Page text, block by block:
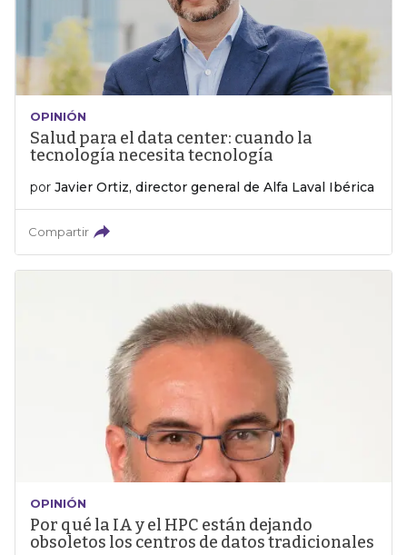
OPINIÓN
Salud para el data center: cuando la
tecnología necesita tecnología
por Javier Ortiz, director general de Alfa Laval Ibérica
Compartir
OPINIÓN
Por qué la IA y el HPC están dejando
obsoletos los centros de datos tradicionales